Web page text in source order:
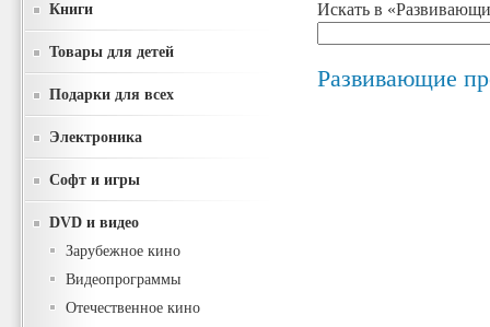
Книги
Товары для детей
Подарки для всех
Электроника
Софт и игры
DVD и видео
Зарубежное кино
Видеопрограммы
Отечественное кино
Искать в
Развивающие